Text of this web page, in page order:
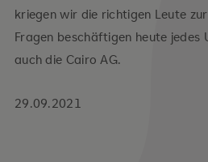
29.09.2021
kriegen wir die richtigen Leute
Fragen beschäftigen heute jedes
auch die Cairo AG.